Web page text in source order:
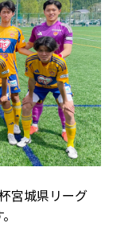
宮城県リーグ